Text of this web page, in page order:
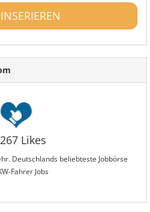
Likes
Deutschlands beliebteste Jobbörse
Fahrer Jobs